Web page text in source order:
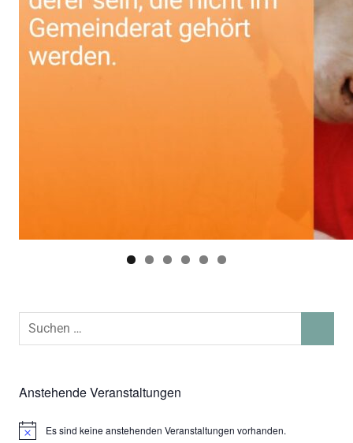
Suchen
Anstehende Veranstaltungen
HinweisEs sind keine anstehenden Veranstaltungen vorhanden.